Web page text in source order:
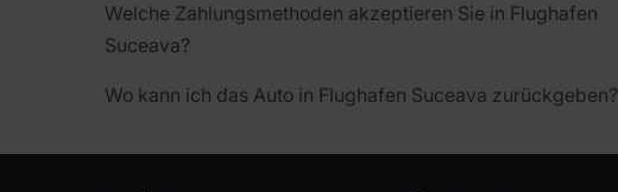
Welche Zahlungsmethoden akzeptieren Sie in Flughafen
Suceava?
Wo kann ich das Auto in Flughafen Suceava zurückgeben?